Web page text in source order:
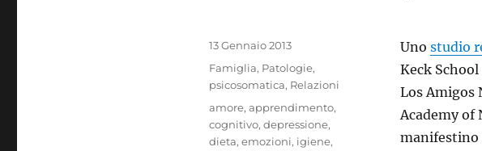
Unostudio
Keck
Los Amigos
Academy of
manifestino
Pubblicato
13 Gennaio 2013
Categorie
Famiglia, Patologie,
psicosomatica, Relazioni
Tag
amore, apprendimento,
cognitivo, depressione,
dieta, emozioni, igiene,